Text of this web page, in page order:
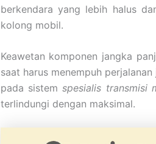
berkendara yang lebih halus
kolong mobil.
Keawetan komponen jangka
saat harus menempuh
pada sistemspesialis transmisi
terlindungi dengan maksimal.